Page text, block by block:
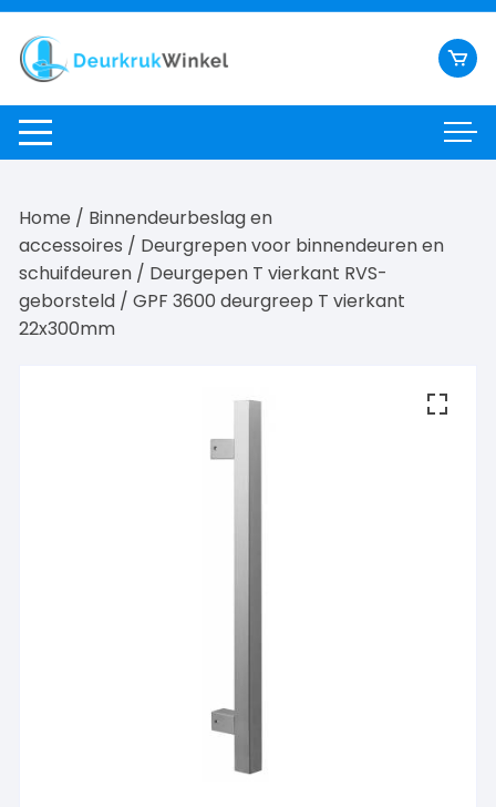
Ga
naar
inhoud
Home / Binnendeurbeslag en
accessoires / Deurgrepen voor binnendeuren en
schuifdeuren / Deurgepen T vierkant RVS-
geborsteld / GPF 3600 deurgreep T vierkant
22x300mm